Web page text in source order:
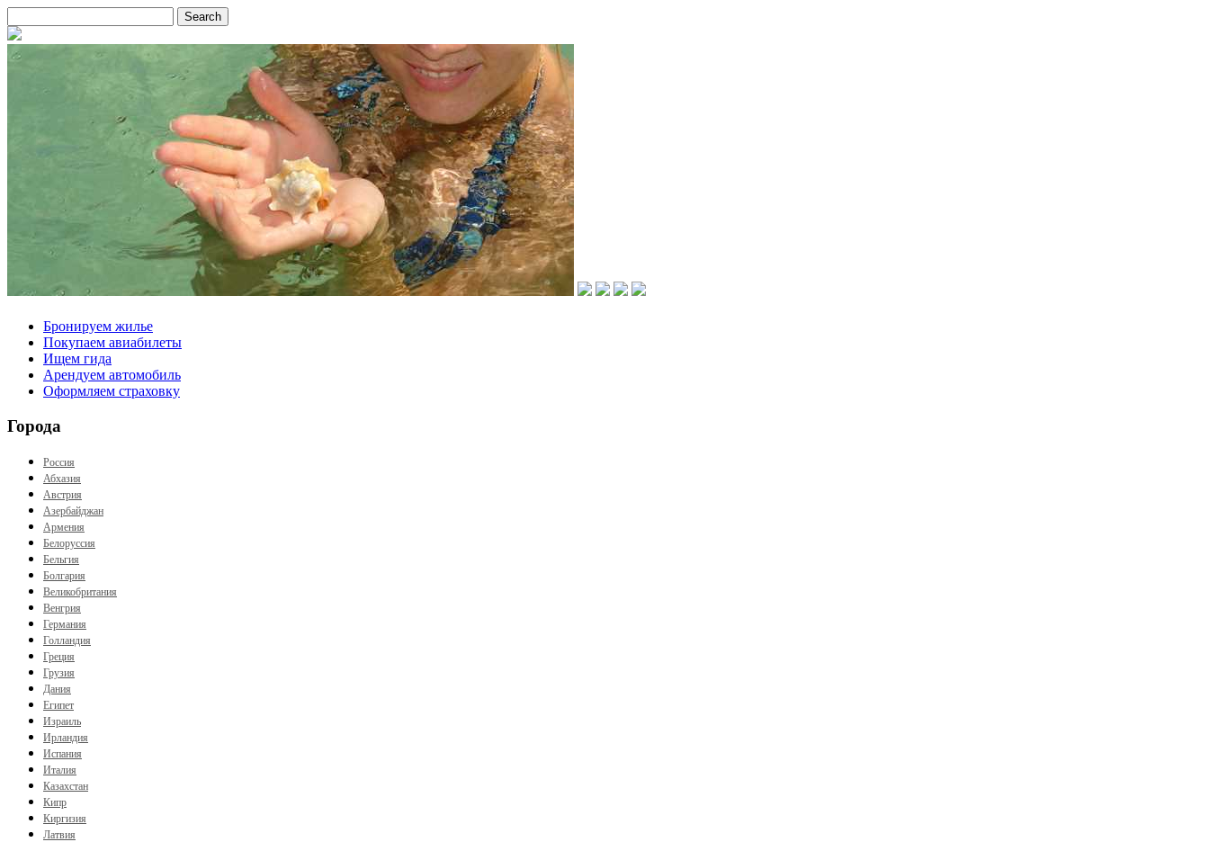
Бронируем жилье
Покупаем авиабилеты
Ищем гида
Арендуем автомобиль
Оформляем страховку
Города
Россия
Абхазия
Австрия
Азербайджан
Армения
Белоруссия
Бельгия
Болгария
Великобритания
Венгрия
Германия
Голландия
Греция
Грузия
Дания
Египет
Израиль
Ирландия
Испания
Италия
Казахстан
Кипр
Киргизия
Латвия